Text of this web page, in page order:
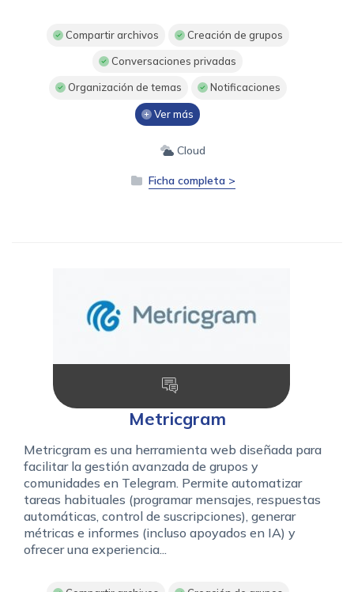
Compartir archivos Creación de grupos
Conversaciones privadas
Organización de temas Notificaciones
Ver más
Cloud
Ficha completa >
Metricgram
Metricgram es una herramienta web diseñada para
facilitar la gestión avanzada de grupos y
comunidades en Telegram. Permite automatizar
tareas habituales (programar mensajes, respuestas
automáticas, control de suscripciones), generar
métricas e informes (incluso apoyados en IA) y
ofrecer una experiencia...